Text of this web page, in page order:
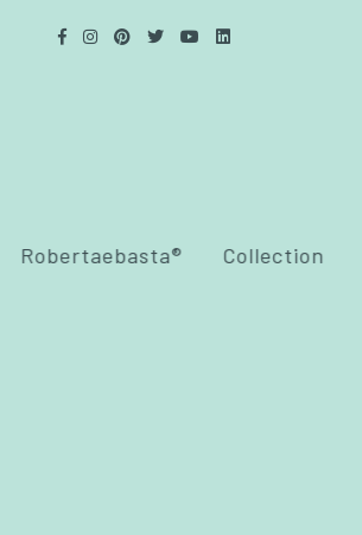
Robertaebasta® Collection